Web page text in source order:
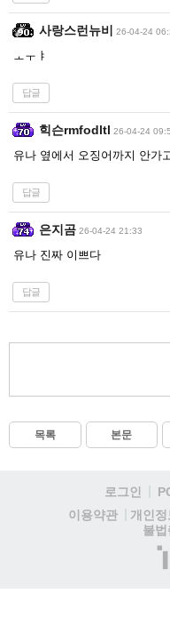
사랑스런뉴비 26-04-24
ㅗㅜㅑ
답글
힉슨rmfodltl 26-04-24
유나 옆에서 오징어까지 안가
답글
은지곰 26-04-24 21:33
유나 진짜 이쁘다
답글
목록 본문
로그인
이용약관
개인정
불법